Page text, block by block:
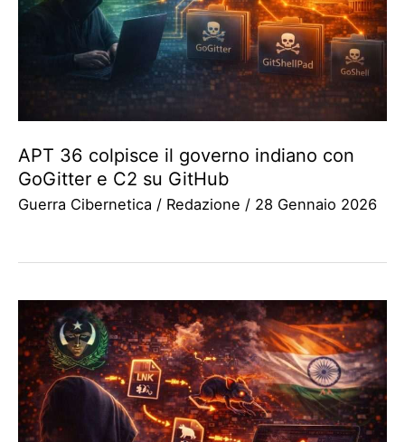
APT 36 colpisce il governo indiano con
GoGitter e C2 su GitHub
Guerra Cibernetica / Redazione / 28 Gennaio 2026